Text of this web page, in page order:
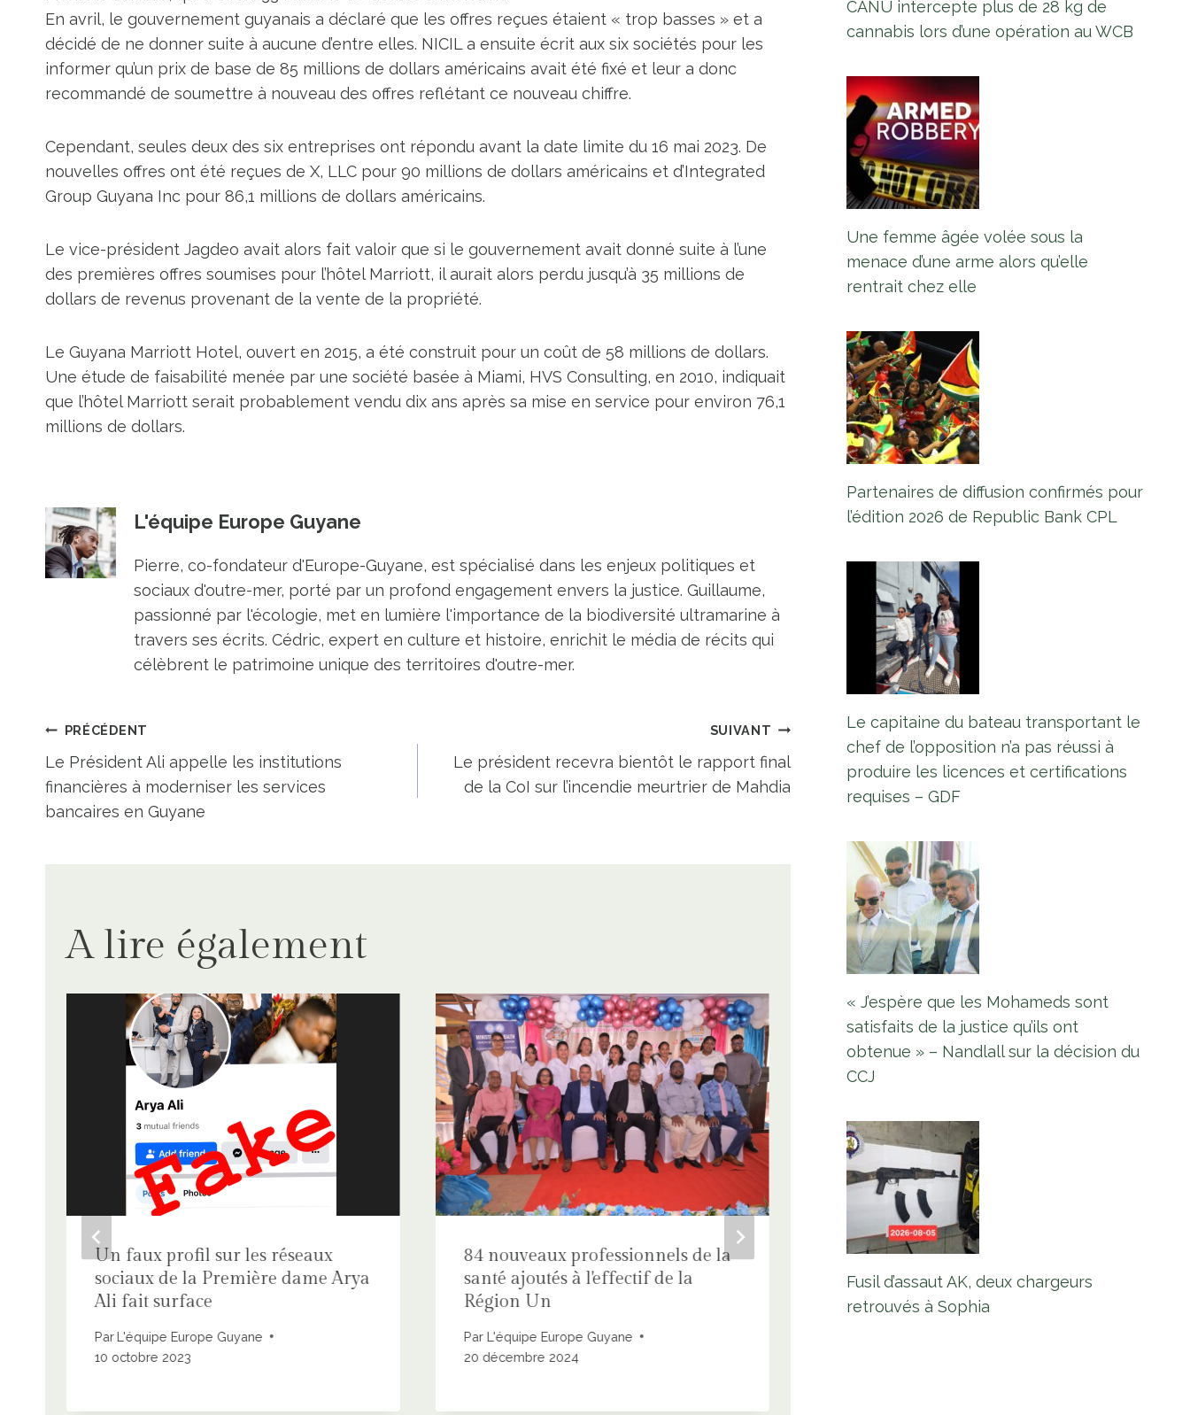
En avril, le gouvernement guyanais a déclaré que les offres reçues étaient « trop basses » et a
décidé de ne donner suite à aucune d’entre elles. NICIL a ensuite écrit aux six sociétés pour les
informer qu’un prix de base de 85 millions de dollars américains avait été fixé et leur a donc
recommandé de soumettre à nouveau des offres reflétant ce nouveau chiffre.
Cependant, seules deux des six entreprises ont répondu avant la date limite du 16 mai 2023. De
nouvelles offres ont été reçues de X, LLC pour 90 millions de dollars américains et d’Integrated
Group Guyana Inc pour 86,1 millions de dollars américains.
Le vice-président Jagdeo avait alors fait valoir que si le gouvernement avait donné suite à l’une
des premières offres soumises pour l’hôtel Marriott, il aurait alors perdu jusqu’à 35 millions de
dollars de revenus provenant de la vente de la propriété.
Le Guyana Marriott Hotel, ouvert en 2015, a été construit pour un coût de 58 millions de dollars.
Une étude de faisabilité menée par une société basée à Miami, HVS Consulting, en 2010, indiquait
que l’hôtel Marriott serait probablement vendu dix ans après sa mise en service pour environ 76,1
millions de dollars.
L'équipe Europe Guyane
Pierre, co-fondateur d'Europe-Guyane, est spécialisé dans les enjeux politiques et
sociaux d'outre-mer, porté par un profond engagement envers la justice. Guillaume,
passionné par l'écologie, met en lumière l'importance de la biodiversité ultramarine à
travers ses écrits. Cédric, expert en culture et histoire, enrichit le média de récits qui
célèbrent le patrimoine unique des territoires d'outre-mer.
Navigation
de
PRÉCÉDENT
Le Président Ali appelle les institutions
financières à moderniser les services
bancaires en Guyane
SUIVANT
Le président recevra bientôt le rapport final
de la CoI sur l’incendie meurtrier de Mahdia
A lire également
Un faux profil sur les réseaux
sociaux de la Première dame Arya
Ali fait surface
ParL'équipe Europe Guyane
10 octobre 2023
84 nouveaux professionnels de la
santé ajoutés à l'effectif de la
Région Un
Par L'équipe Europe Guyane
20 décembre 2024
Le gouvernement prend des
mesures pour lutter contre le
stationnement des véhicules
CANU intercepte plus de 28 kg de
cannabis lors d’une opération au WCB
Une femme âgée volée sous la
menace d’une arme alors qu’elle
rentrait chez elle
Partenaires de diffusion confirmés pour
l’édition 2026 de Republic Bank CPL
Le capitaine du bateau transportant le
chef de l’opposition n’a pas réussi à
produire les licences et certifications
requises – GDF
« J’espère que les Mohameds sont
satisfaits de la justice qu’ils ont
obtenue » – Nandlall sur la décision du
CCJ
Fusil d’assaut AK, deux chargeurs
retrouvés à Sophia